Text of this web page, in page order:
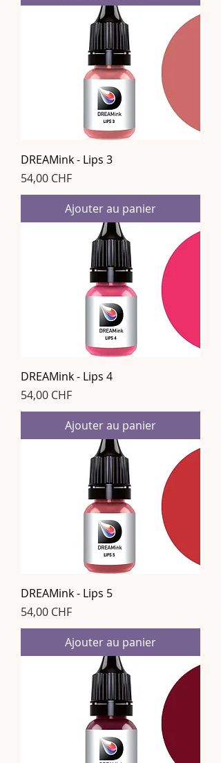
DREAMink - Lips 3
Prix
54,00 CHF
Ajouter au panier
DREAMink - Lips 4
Prix
54,00 CHF
Ajouter au panier
DREAMink - Lips 5
Prix
54,00 CHF
Ajouter au panier